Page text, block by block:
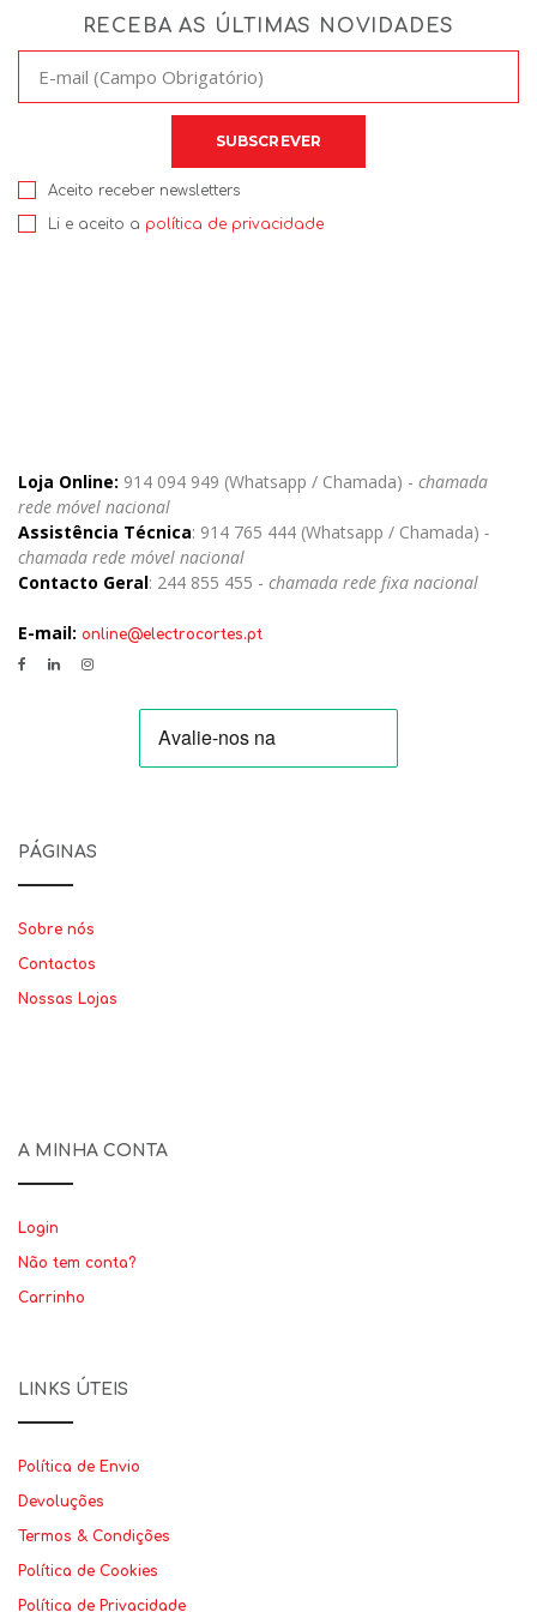
RECEBA AS ÚLTIMAS NOVIDADES
Aceito receber newsletters
Li e aceito a política de privacidade
Loja Online: 914 094 949 (Whatsapp / Chamada) - chamada
rede móvel nacional
Assistência Técnica: 914 765 444 (Whatsapp / Chamada) -
chamada rede móvel nacional
Contacto Geral: 244 855 455 - chamada rede fixa nacional
E-mail: online@electrocortes.pt
PÁGINAS
Sobre nós
Contactos
Nossas Lojas
A MINHA CONTA
Login
Não tem conta?
Carrinho
LINKS ÚTEIS
Política de Envio
Devoluções
Termos & Condições
Política de Cookies
Política de Privacidade